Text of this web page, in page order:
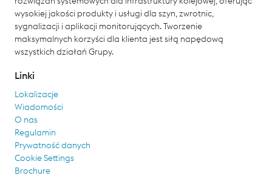
wysokiej jakości produkty i usługi dla szyn, zwrotnic,
sygnalizacji i aplikacji monitorujących. Tworzenie
maksymalnych korzyści dla klienta jest siłą napędową
wszystkich działań Grupy.
Linki
Lokalizacje
Wiadomości
O nas
Regulamin
Prywatność danych
Cookie Settings
Brochure